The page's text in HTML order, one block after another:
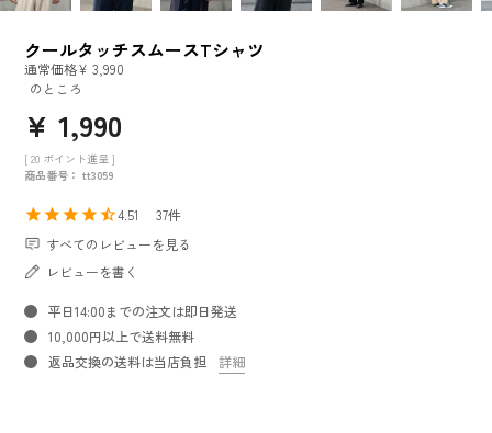
クールタッチスムースTシャツ
通常価格¥ 3,990
のところ
¥ 1,990
[ 20 ポイント進呈 ]
商品番号
tt3059
4.51
37
すべてのレビューを見る
レビューを書く
平日14:00までの注文は即日発送
10,000円以上で送料無料
返品交換の送料は当店負担
詳細